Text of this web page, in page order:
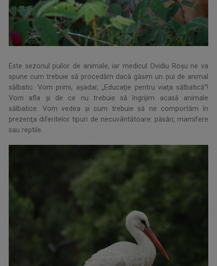
Este sezonul puilor de animale, iar medicul Ovidiu Roşu ne va
spune cum trebuie să procedăm dacă găsim un pui de animal
sălbatic. Vom primi, aşadar, „Educaţie pentru viaţa sălbatică”!
Vom afla şi de ce nu trebuie să îngrijim acasă animale
sălbatice. Vom vedea şi cum trebuie să ne comportăm în
prezenţa diferitelor tipuri de necuvântătoare: păsări, mamifere
sau reptile.